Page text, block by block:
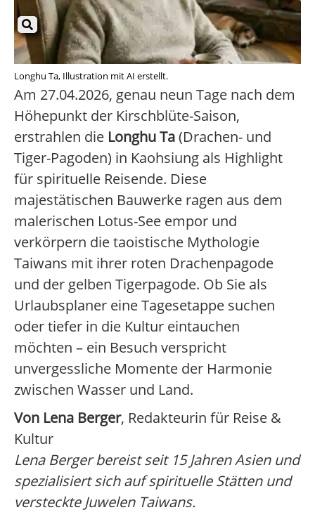
Longhu Ta, Illustration mit AI erstellt.
Am 27.04.2026, genau neun Tage nach dem
Höhepunkt der Kirschblüte-Saison,
erstrahlen die Longhu Ta(Drachen- und
Tiger-Pagoden) in Kaohsiung als Highlight
für spirituelle Reisende. Diese
majestätischen Bauwerke ragen aus dem
malerischen Lotus-See empor und
verkörpern die taoistische Mythologie
Taiwans mit ihrer roten Drachenpagode
und der gelben Tigerpagode. Ob Sie als
Urlaubsplaner eine Tagesetappe suchen
oder tiefer in die Kultur eintauchen
möchten – ein Besuch verspricht
unvergessliche Momente der Harmonie
zwischen Wasser und Land.
Von Lena Berger, Redakteurin für Reise &
Kultur
Lena Berger bereist seit 15 Jahren Asien und
spezialisiert sich auf spirituelle Stätten und
versteckte Juwelen Taiwans.